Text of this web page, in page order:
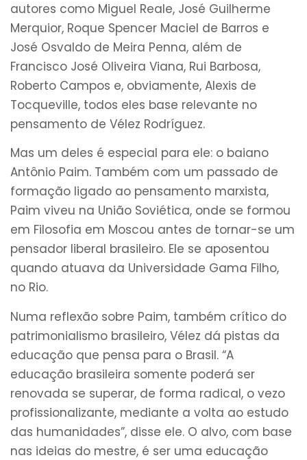
autores como Miguel Reale, José Guilherme
Merquior, Roque Spencer Maciel de Barros e
José Osvaldo de Meira Penna, além de
Francisco José Oliveira Viana, Rui Barbosa,
Roberto Campos e, obviamente, Alexis de
Tocqueville, todos eles base relevante no
pensamento de Vélez Rodríguez.
Mas um deles é especial para ele: o baiano
Antônio Paim. Também com um passado de
formação ligado ao pensamento marxista,
Paim viveu na União Soviética, onde se formou
em Filosofia em Moscou antes de tornar-se um
pensador liberal brasileiro. Ele se aposentou
quando atuava da Universidade Gama Filho,
no Rio.
Numa reflexão sobre Paim, também crítico do
patrimonialismo brasileiro, Vélez dá pistas da
educação que pensa para o Brasil. “A
educação brasileira somente poderá ser
renovada se superar, de forma radical, o vezo
profissionalizante, mediante a volta ao estudo
das humanidades”, disse ele. O alvo, com base
nas ideias do mestre, é ser uma educação